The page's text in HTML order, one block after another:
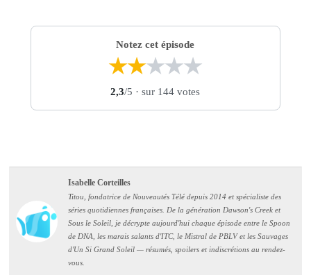
Notez cet épisode
★★★★★
2,3/5 · sur 144 votes
Isabelle Corteilles
Titou, fondatrice de Nouveautés Télé depuis 2014 et spécialiste des
séries quotidiennes françaises. De la génération Dawson's Creek et
Sous le Soleil, je décrypte aujourd'hui chaque épisode entre le Spoon
de DNA, les marais salants d'ITC, le Mistral de PBLV et les Sauvages
d'Un Si Grand Soleil — résumés, spoilers et indiscrétions au rendez-
vous.